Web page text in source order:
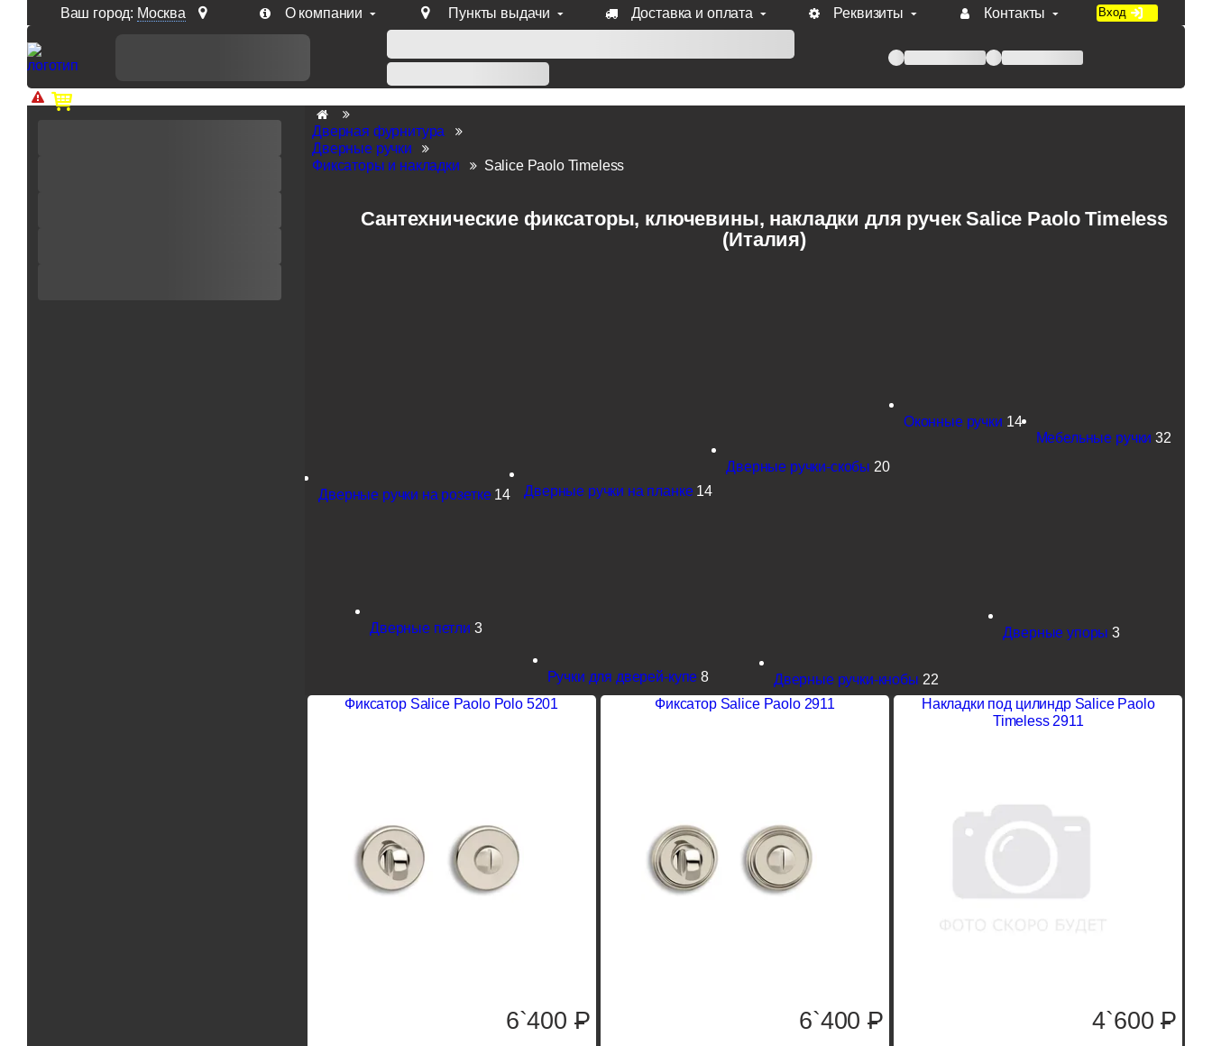
Ваш город: Москва О компании Пункты выдачи Доставка и оплата Реквизиты Контакты Вход
Доп. скидка от цен на сайте 7% при заказе от 50 тыс. руб продукции Venezia, Fratelli, Tupai, Extreza, Melodia, Forme при оплате по счету.
Дверная фурнитура
Дверные ручки
Фиксаторы и накладки
Salice Paolo Timeless
Сантехнические фиксаторы, ключевины, накладки для ручек Salice Paolo Timeless
(Италия)
Дверные ручки на розетке 14 Дверные ручки на планке 14
Дверные ручки-скобы 20
Оконные ручки 14
Мебельные ручки 32
Дверные петли 3
Ручки для дверей-купе 8 Дверные ручки-кнобы 22
Дверные упоры 3
Фиксатор Salice Paolo Polo 5201
6`400 P
Фиксатор Salice Paolo 2911
6`400P
Накладки под цилиндр Salice Paolo
Timeless 2911
4`600P